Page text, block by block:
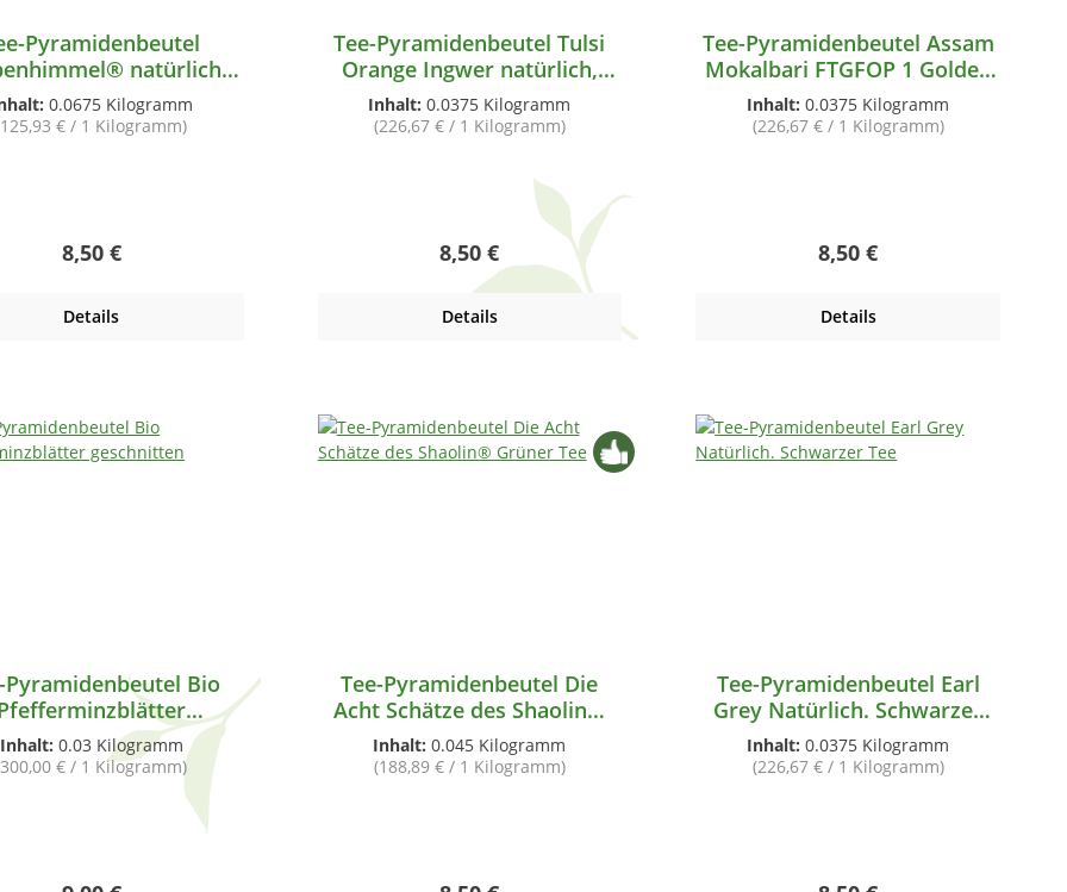
Pyramidenbeutel
natürlich.
Früchtetee mild
0.0675 Kilogramm
€ / 1 Kilogramm)
Regulärer Preis:
8,50 €
Details
Tee-Pyramidenbeutel Tulsi
Orange Ingwer natürlich,
Kräutertee
Inhalt:0.0375 Kilogramm
(226,67 € / 1 Kilogramm)
Regulärer Preis:
8,50 €
Details
Tee-Pyramidenbeutel Assam
Mokalbari FTGFOP 1 Golden
Tippy Schwarzer Tee
Inhalt:0.0375 Kilogramm
(226,67 € / 1 Kilogramm)
Regulärer Preis:
8,50 €
Details
Pyramidenbeutel Bio
geschnitten
Inhalt: 0.03 Kilogramm
€ / 1 Kilogramm)
Tee-Pyramidenbeutel Die
Acht Schätze des Shaolin®
Grüner Tee
Inhalt:0.045 Kilogramm
(188,89 € / 1 Kilogramm)
Tee-Pyramidenbeutel Earl
Grey Natürlich. Schwarzer
Tee
Inhalt:0.0375 Kilogramm
(226,67 € / 1 Kilogramm)